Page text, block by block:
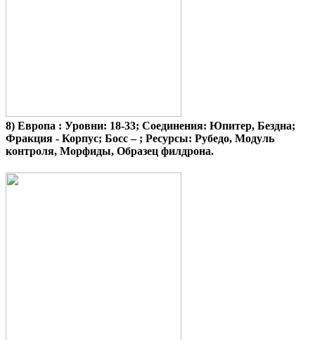
8) Европа : Уровни: 18-33; Соединения: Юпитер, Бездна;
Фракция - Корпус; Босс – ; Ресурсы: Рубедо, Модуль
контроля, Морфиды, Образец филдрона.